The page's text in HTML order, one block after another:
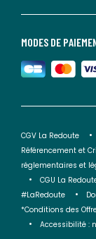
MODES DE
CGV La Redoute
Référencement et
réglementaires et
CGU La
#LaRedoute
*Conditions des
Accessibilité :